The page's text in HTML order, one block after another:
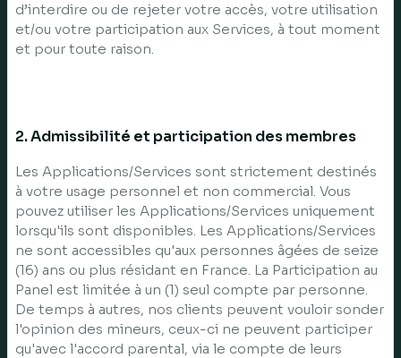
d’interdire ou de rejeter votre accès, votre utilisation
et/ou votre participation aux Services, à tout moment
et pour toute raison.
2. Admissibilité et participation des membres
Les Applications/Services sont strictement destinés
à votre usage personnel et non commercial. Vous
pouvez utiliser les Applications/Services uniquement
lorsqu'ils sont disponibles. Les Applications/Services
ne sont accessibles qu'aux personnes âgées de seize
(16) ans ou plus résidant en France. La Participation au
Panel est limitée à un (1) seul compte par personne.
De temps à autres, nos clients peuvent vouloir sonder
l'opinion des mineurs, ceux-ci ne peuvent participer
qu'avec l'accord parental, via le compte de leurs